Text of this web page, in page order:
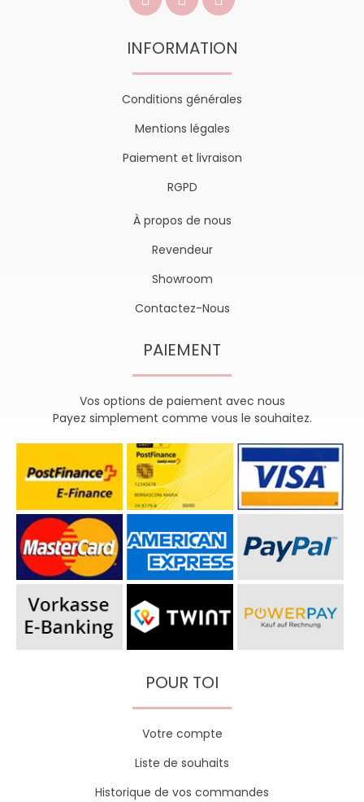
INFORMATION
Conditions générales
Mentions légales
Paiement et livraison
RGPD
À propos de nous
Revendeur
Showroom
Contactez-Nous
PAIEMENT
Vos options de paiement avec nous
Payez simplement comme vous le souhaitez.
POUR TOI
Votre compte
Liste de souhaits
Historique de vos commandes